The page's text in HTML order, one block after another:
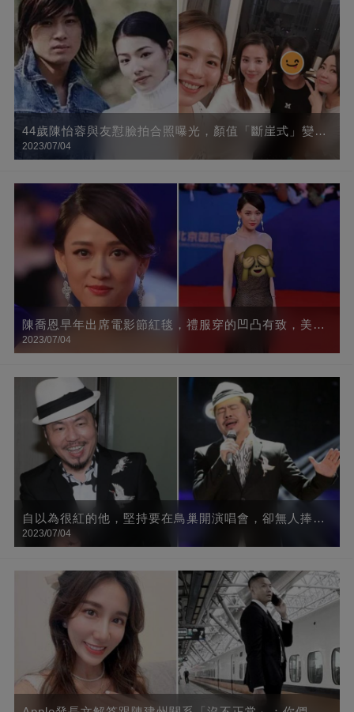
44歲陳怡蓉與友懟臉拍合照曝光，顏值「斷崖式」變化
讓人認不出：昔日女神竟成路人臉！
2023/07/04
陳喬恩早年出席電影節紅毯，禮服穿的凹凸有致，美得
一點不像70后
2023/07/04
自以為很紅的他，堅持要在鳥巢開演唱會，卻無人捧場
「賠千萬豪宅」
2023/07/04